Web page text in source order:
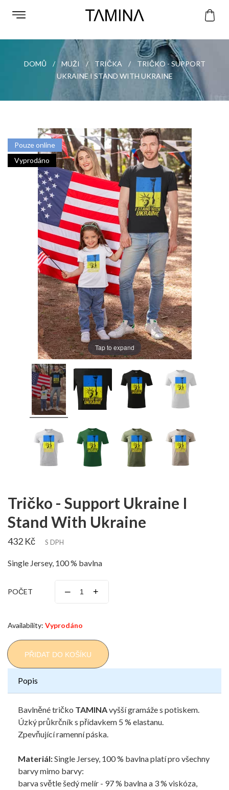
DOMŮ MUŽI TRIČKA
TRIČKO - SUPPORT
UKRAINE I STAND WITH UKRAINE
Pouze online
Vyprodáno
Tap to expand
Tričko - Support Ukraine I
Stand With Ukraine
432 Kč S DPH
Single Jersey, 100 % bavlna
POČET – +
Availability: Vyprodáno
PŘIDAT DO KOŠÍKU
Popis
Bavlněné tričko TAMINAvyšší gramáže s potiskem.
Úzký průkrčník s přídavkem 5 % elastanu.
Zpevňující ramenní páska.
Materiál:Single Jersey, 100 % bavlna platí pro všechny
barvy mimo barvy:
barva světle šedý melír - 97 % bavlna a 3 % viskóza,